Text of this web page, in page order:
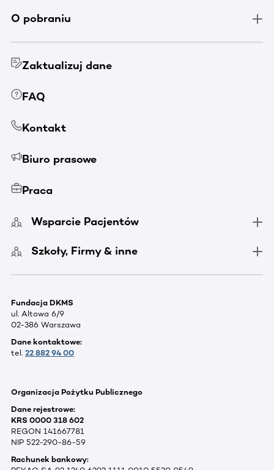
O pobraniu
Zaktualizuj dane
FAQ
Kontakt
Biuro prasowe
Praca
Wsparcie Pacjentów
Szkoły, Firmy & inne
Fundacja DKMS
ul. Altowa 6/9
02-386 Warszawa
Dane kontaktowe:
tel. 22 882 94 00
Organizacja Pożytku Publicznego
Dane rejestrowe:
KRS 0000 318 602
REGON 141667781
NIP 522-290-86-59
Rachunek bankowy: